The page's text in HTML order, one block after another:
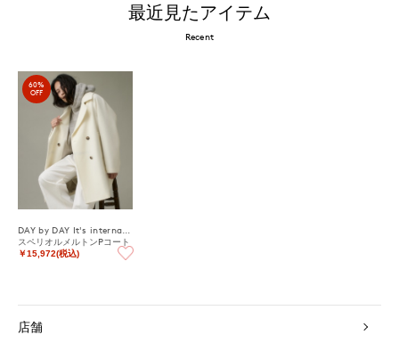
最近見たアイテム
Recent
60%
OFF
スペリオルメルトンPコート
￥15,972(税込)
店舗